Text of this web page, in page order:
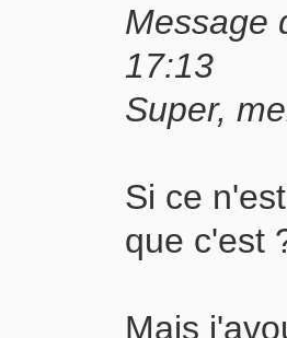
Message
17:13
Super,
Si ce
que c'est
Mais